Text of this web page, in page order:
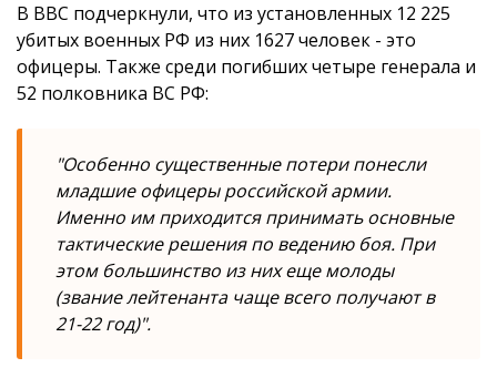
В ВВС подчеркнули, что из установленных 12 225
убитых военных РФ из них 1627 человек - это
офицеры. Также среди погибших четыре генерала и
52 полковника ВС РФ:
"Особенно существенные потери понесли
младшие офицеры российской армии.
Именно им приходится принимать основные
тактические решения по ведению боя. При
этом большинство из них еще молоды
(звание лейтенанта чаще всего получают в
21-22 год)".